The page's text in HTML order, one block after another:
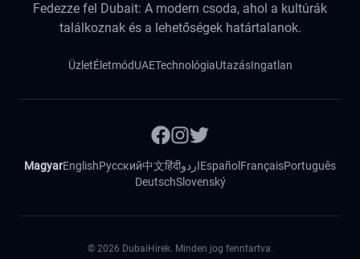
Fedezze fel Dubait: A modern csoda, ahol a kultúrák
találkoznak és a lehetőségek határtalanok.
ÜzletÉletmódUAETechnológiaUtazásIngatlan
MagyarEnglishРусский中文हिंदीاردوEspañol FrançaisPortuguês
DeutschSlovenský
© 2026 DubaiHirek. Minden jog fenntartva.